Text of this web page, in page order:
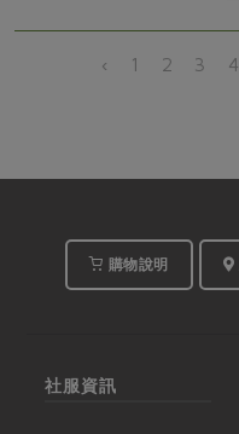
‹ 1 2 3 4
購物說明
社服資訊